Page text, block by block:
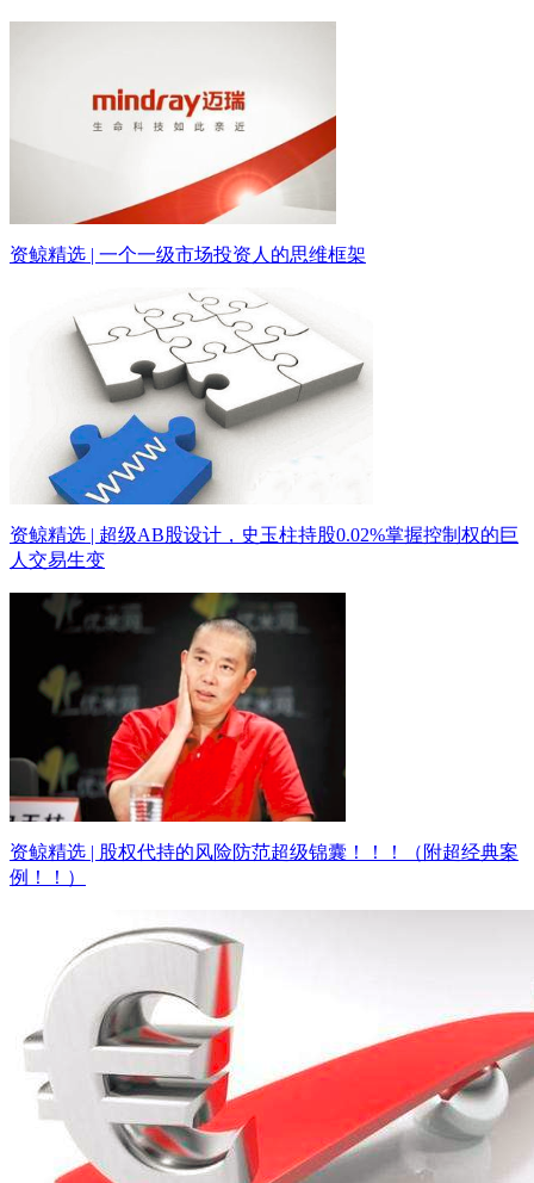
资鲸精选 | 一个一级市场投资人的思维框架
资鲸精选 | 超级AB股设计，史玉柱持股0.02%掌握控制权的巨
人交易生变
资鲸精选 | 股权代持的风险防范超级锦囊！！！（附超经典案
例！！）